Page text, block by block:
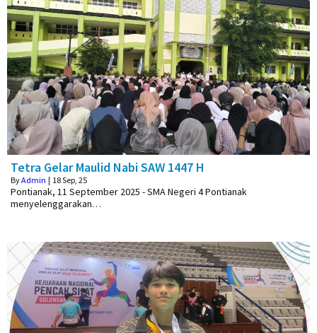
Tetra Gelar Maulid Nabi SAW 1447 H
ByAdmin | 18Sep, 25
Pontianak, 11 September 2025 - SMA Negeri 4 Pontianak
menyelenggarakan…